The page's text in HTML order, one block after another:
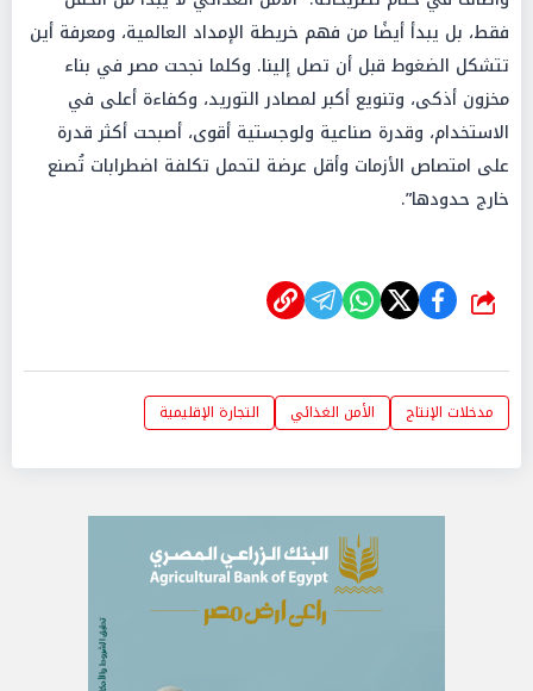
فقط، بل يبدأ أيضًا من فهم خريطة الإمداد العالمية، ومعرفة أين
تتشكل الضغوط قبل أن تصل إلينا. وكلما نجحت مصر في بناء
مخزون أذكى، وتنويع أكبر لمصادر التوريد، وكفاءة أعلى في
الاستخدام، وقدرة صناعية ولوجستية أقوى، أصبحت أكثر قدرة
على امتصاص الأزمات وأقل عرضة لتحمل تكلفة اضطرابات تُصنع
خارج حدودها”.
شارك
مدخلات الإنتاج الأمن الغذائي التجارة الإقليمية